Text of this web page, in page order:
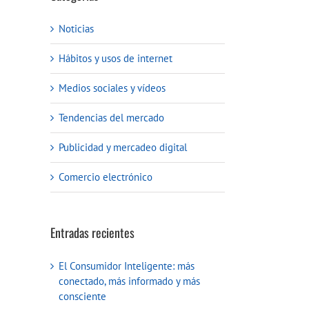
Noticias
Hábitos y usos de internet
Medios sociales y vídeos
Tendencias del mercado
Publicidad y mercadeo digital
Comercio electrónico
Entradas recientes
El Consumidor Inteligente: más
conectado, más informado y más
consciente